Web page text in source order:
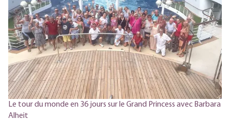
Le tour du monde en 36 jours sur le Grand Princess avec Barbara
Alheit